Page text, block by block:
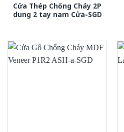
Cửa Thép Chống Cháy 2P
dung 2 tay nam Cửa-SGD